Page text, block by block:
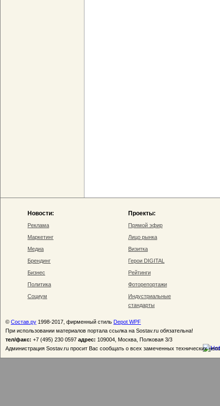
Новости:
Реклама
Маркетинг
Медиа
Брендинг
Бизнес
Политика
Социум
Проекты:
Прямой эфир
Лицо рынка
Визитка
Герои DIGITAL
Рейтинги
Фоторепортажи
Индустриальные
стандарты
© Состав.ру 1998-2017, фирменный стиль Depot WPF
При использовании материалов портала ссылка на Sostav.ru обязательна!
тел/факс: +7 (495) 230 0597 адрес: 109004, Москва, Полковая 3/3
Администрация Sostav.ru просит Вас сообщать о всех замеченных технических